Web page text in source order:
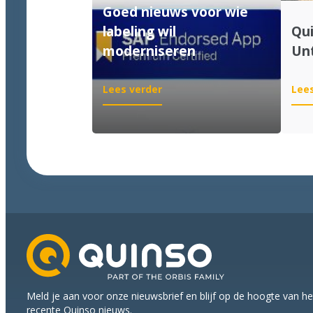
Goed nieuws voor wie
labeling wil
moderniseren
Lees verder:
Goed
voor
Meld je aan voor onze nieuwsbrief en blijf op de hoogte van
recente Quinso nieuws.